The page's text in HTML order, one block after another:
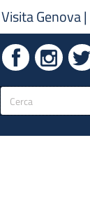
Visita Genova|
Form
di
ricerca